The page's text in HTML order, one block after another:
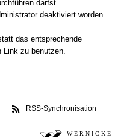
darfst.
deaktiviert worden
das entsprechende
Link zu benutzen.
RSS-Synchronisation
W E R N I C K E